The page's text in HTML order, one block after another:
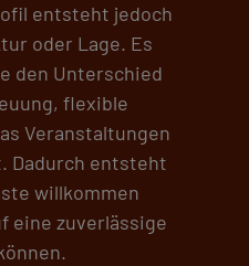
entsteht jedoch
oder Lage. Es
den Unterschied
flexible
Veranstaltungen
Dadurch entsteht
willkommen
eine zuverlässige